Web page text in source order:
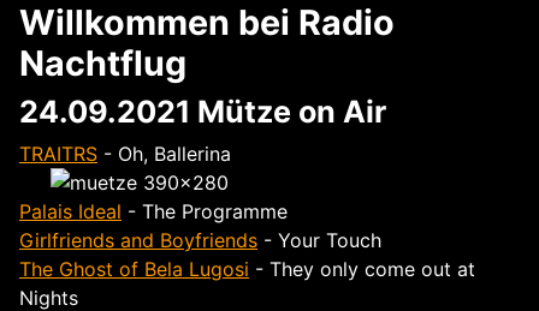
Willkommen bei Radio
Nachtflug
24.09.2021 Mütze on Air
TRAITRS - Oh, Ballerina
Palais Ideal - The Programme
Girlfriends and Boyfriends - Your Touch
The Ghost of Bela Lugosi - They only come out at
Nights